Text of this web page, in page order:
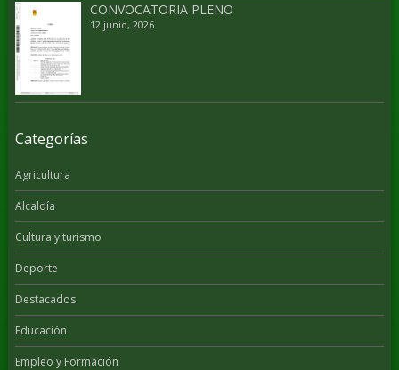
CONVOCATORIA PLENO
12 junio, 2026
Categorías
Agricultura
Alcaldía
Cultura y turismo
Deporte
Destacados
Educación
Empleo y Formación